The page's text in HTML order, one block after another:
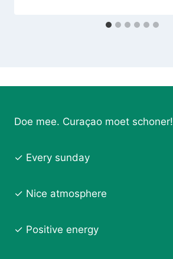
Doe mee. Curaçao moet schoner!
✓ Every sunday
✓ Nice atmosphere
✓ Positive energy